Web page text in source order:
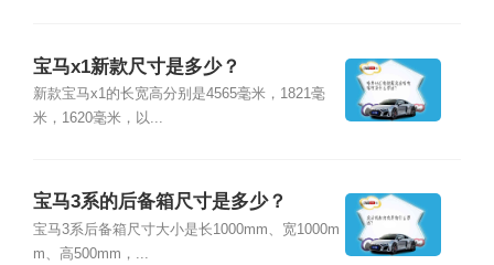
宝马x1新款尺寸是多少？
新款宝马x1的长宽高分别是4565毫米，1821毫
米，1620毫米，以...
宝马3系的后备箱尺寸是多少？
宝马3系后备箱尺寸大小是长1000mm、宽1000m
m、高500mm，...